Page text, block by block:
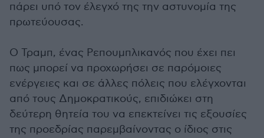
πάρει υπό τον έλεγχό της την αστυνομία της
πρωτεύουσας.
Ο Τραμπ, ένας Ρεπουμπλικανός που έχει πει
πως μπορεί να προχωρήσει σε παρόμοιες
ενέργειες και σε άλλες πόλεις που ελέγχονται
από τους Δημοκρατικούς, επιδιώκει στη
δεύτερη θητεία του να επεκτείνει τις εξουσίες
της προεδρίας παρεμβαίνοντας ο ίδιος στις